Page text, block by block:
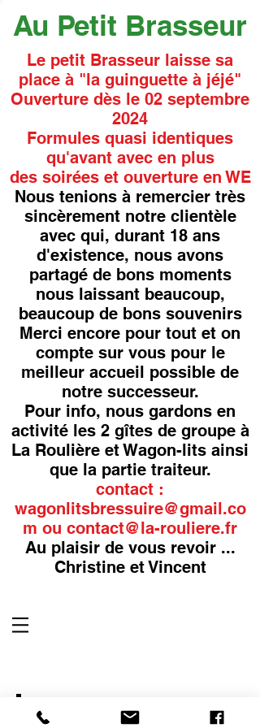
Au Petit Brasseur
Le petit Brasseur laisse sa
place à "la guinguette à jéjé"
Ouverture dès le 02 septembre
2024
Formules quasi identiques
qu'avant avec en plus
des soirées et ouverture en WE
Nous tenions à remercier très
sincèrement notre clientèle
avec qui, durant 18 ans
d'existence, nous avons
partagé de bons moments
nous laissant beaucoup,
beaucoup de bons souvenirs
Merci encore pour tout et on
compte sur vous pour le
meilleur accueil possible de
notre successeur.
Pour info, nous gardons en
activité les 2 gîtes de groupe à
La Roulière et Wagon-lits ainsi
que la partie traiteur.
contact :
wagonlitsbressuire@gmail.co
m ou contact@la-rouliere.fr
Au plaisir de vous revoir ...
Christine et Vincent
Inscrivez-vous à notre